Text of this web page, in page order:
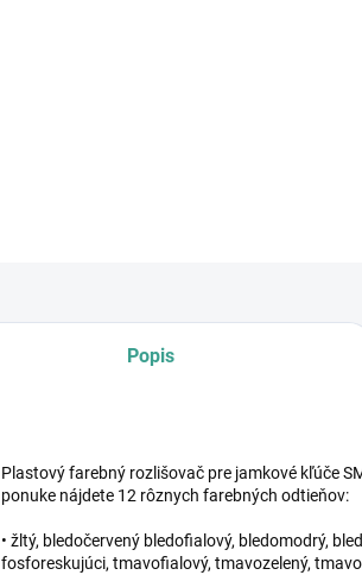
Popis
Plastový farebný rozlišovač pre jamkové kľúče
ponuke nájdete 12 rôznych farebných odtieňov:
• žltý, bledočervený bledofialový, bledomodrý,
fosforeskujúci, tmavofialový, tmavozelený,